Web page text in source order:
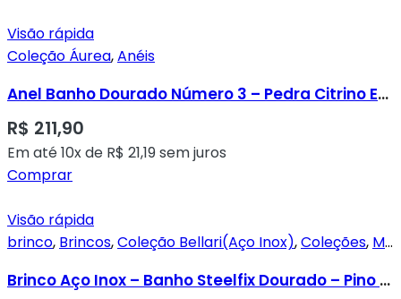
Visão rápida
Coleção Áurea,Anéis
Anel Banho Dourado Número 3 – Pedra Citrino Em Gota
R$ 211,90
Em até 10x de R$ 21,19sem juros
Comprar
Visão rápida
brinco, Brincos,Coleção Bellari(Aço Inox),Coleções, Médios
Brinco Aço Inox – Banho Steelfix Dourado – Pino Pérola Sheel Branca